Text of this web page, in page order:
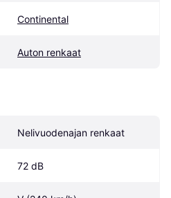
Continental
Auton renkaat
Nelivuodenajan renkaat
72 dB